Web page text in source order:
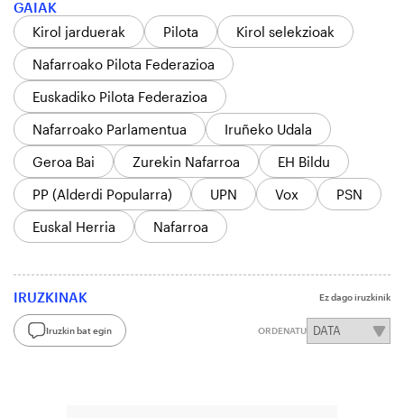
GAIAK
Kirol jarduerak
Pilota
Kirol selekzioak
Nafarroako Pilota Federazioa
Euskadiko Pilota Federazioa
Nafarroako Parlamentua
Iruñeko Udala
Geroa Bai
Zurekin Nafarroa
EH Bildu
PP (Alderdi Popularra)
UPN Vox
PSN
Euskal Herria
Nafarroa
IRUZKINAK Ez dago iruzkinik
Iruzkin bat egin ORDENATU